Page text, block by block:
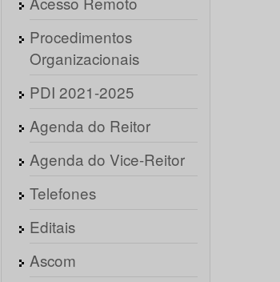
Procedimentos
Organizacionais
PDI 2021-2025
Agenda do Reitor
Agenda do Vice-Reitor
Telefones
Editais
Ascom